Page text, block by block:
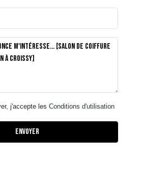
j'accepte les Conditions d'utilisation
Envoyer